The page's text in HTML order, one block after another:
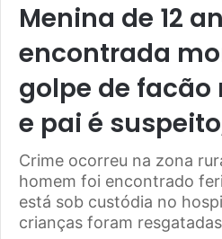
Menina de 12
encontrada
golpe de facão
e pai é
Crime ocorreu na zona
homem foi encontrado
está sob custódia no
crianças foram